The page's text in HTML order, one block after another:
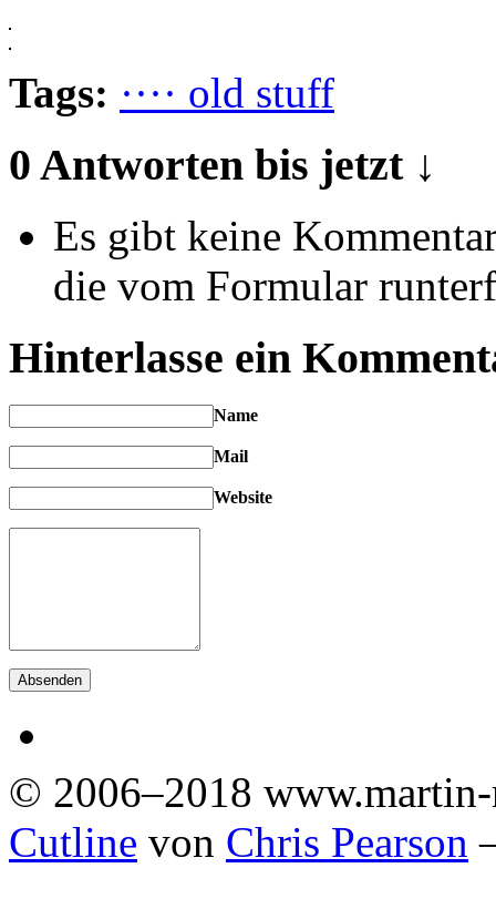
Tags: ···· old stuff
0 Antworten bis jetzt ↓
Es gibt keine
die vom Formular
Hinterlasse ein
Name
Mail
Website
© 2006–2018
Cutline von Chris Pearson